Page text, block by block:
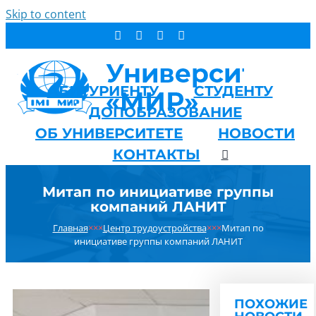
Skip to content
АБИТУРИЕНТУ
СТУДЕНТУ
ДОПОБРАЗОВАНИЕ
ОБ УНИВЕРСИТЕТЕ
НОВОСТИ
КОНТАКТЫ
Митап по инициативе группы
компаний ЛАНИТ
Главная×××Центр трудоустройства×××Митап по
инициативе группы компаний ЛАНИТ
ПОХОЖИЕ